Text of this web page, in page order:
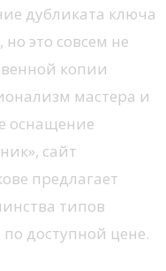
дубликата ключа
это совсем не
копии
мастера и
оснащение
сайт
предлагает
типов
доступной цене.